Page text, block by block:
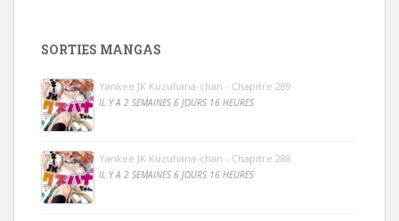
SORTIES MANGAS
Yankee JK Kuzuhana-chan - Chapitre 289
IL Y A 2 SEMAINES 6 JOURS 16 HEURES
Yankee JK Kuzuhana-chan - Chapitre 288
IL Y A 2 SEMAINES 6 JOURS 16 HEURES